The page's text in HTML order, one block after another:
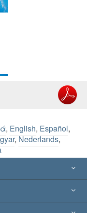
, English, Español,
, Nederlands,